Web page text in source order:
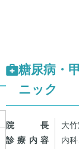
糖尿病・
ニック
院長
大
診療内容
内